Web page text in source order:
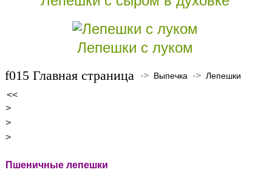
Лепешки с луком
Главная страница -> Выпечка ->Лепешки
<<
>
>
>
Пшеничные лепешки